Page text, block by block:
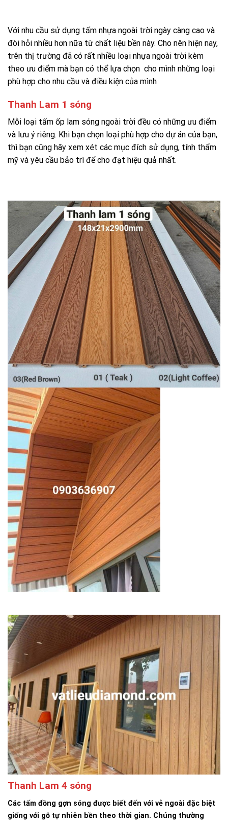
Với nhu cầu sử dụng tấm nhựa ngoài trời ngày càng cao và
đòi hỏi nhiều hơn nữa từ chất liệu bền này. Cho nên hiện nay,
trên thị trường đã có rất nhiều loại nhựa ngoài trời kèm
theo ưu điểm mà bạn có thể lựa chọn cho mình những loại
phù hợp cho nhu cầu và điều kiện của mình
Thanh Lam 1 sóng
Mỗi loại tấm ốp lam sóng ngoài trời đều có những ưu điểm
và lưu ý riêng. Khi bạn chọn loại phù hợp cho dự án của bạn,
thì bạn cũng hãy xem xét các mục đích sử dụng, tính thẩm
mỹ và yêu cầu bảo trì để cho đạt hiệu quả nhất.
Thanh Lam 4 sóng
Các tấm đồng gợn sóng được biết đến với vẻ ngoài đặc biệt
giống với gỗ tự nhiên bền theo thời gian. Chúng thường